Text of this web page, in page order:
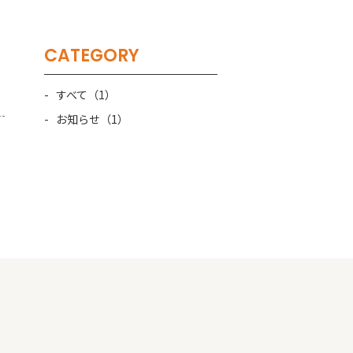
CATEGORY
すべて（1）
お知らせ（1）